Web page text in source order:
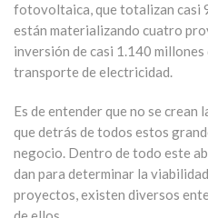
fotovoltaica, que totalizan casi
están materializando cuatro
inversión de casi 1.140 millones
transporte de electricidad.
Es de entender que no se crean
que detrás de todos estos
negocio. Dentro de todo este
dan para determinar la
proyectos, existen diversos